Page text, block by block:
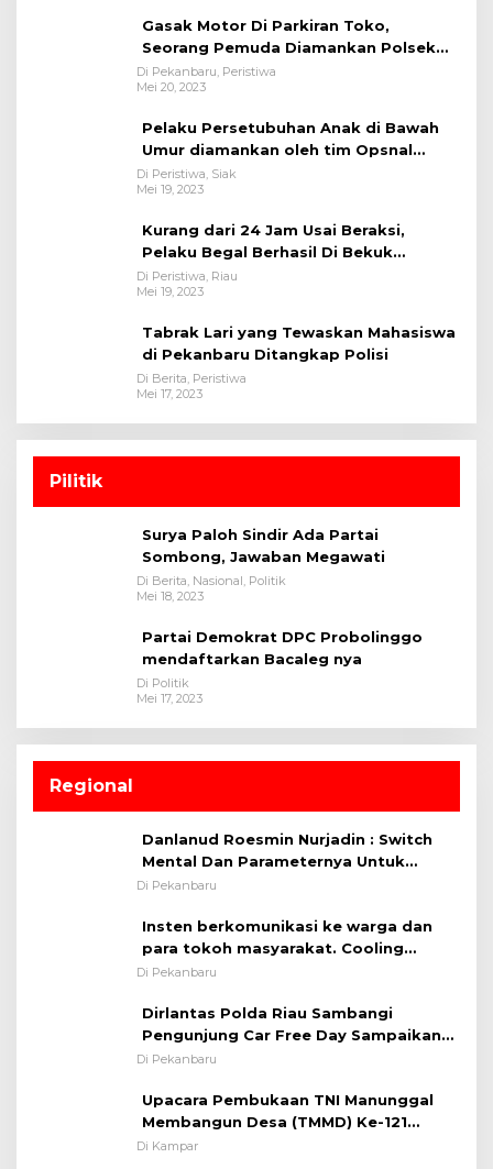
Gasak Motor Di Parkiran Toko,
Seorang Pemuda Diamankan Polsek
Bukit Raya
Di Pekanbaru, Peristiwa
Mei 20, 2023
Pelaku Persetubuhan Anak di Bawah
Umur diamankan oleh tim Opsnal
Polsek Tualang-Polres Siak-Polda Riau
Di Peristiwa, Siak
Mei 19, 2023
Kurang dari 24 Jam Usai Beraksi,
Pelaku Begal Berhasil Di Bekuk
Satreskrim Polres Kuansing
Di Peristiwa, Riau
Mei 19, 2023
Tabrak Lari yang Tewaskan Mahasiswa
di Pekanbaru Ditangkap Polisi
Di Berita, Peristiwa
Mei 17, 2023
Pilitik
Surya Paloh Sindir Ada Partai
Sombong, Jawaban Megawati
Di Berita, Nasional, Politik
Mei 18, 2023
Partai Demokrat DPC Probolinggo
mendaftarkan Bacaleg nya
Di Politik
Mei 17, 2023
Regional
Danlanud Roesmin Nurjadin : Switch
Mental Dan Parameternya Untuk
Melaksanakan ✈
Di Pekanbaru
Insten berkomunikasi ke warga dan
para tokoh masyarakat. Cooling
System OMP LK ²024 Polsek Rumbai,
Pentingnya Memelihara dan Menjaga
Situasi Kondusif
Di Pekanbaru
Dirlantas Polda Riau Sambangi
Pengunjung Car Free Day Sampaikan
Pesan Edukasi Kamtibmas &
Di Pekanbaru
Upacara Pembukaan TNI Manunggal
Membangun Desa (TMMD) Ke-121
Kodim 0313/KPR Tahun 2024) ?
Di Kampar